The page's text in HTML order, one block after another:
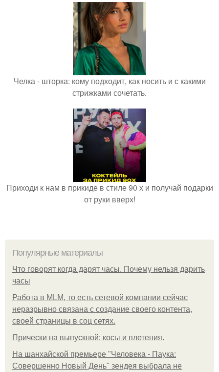
Челка - шторка: кому подходит, как носить и с какими
стрижками сочетать.
Приходи к нам в прикиде в стиле 90 х и получай подарки
от руки вверх!
Популярные материалы
Что говорят когда дарят часы. Почему нельзя дарить
часы
Работа в MLM, то есть сетевой компании сейчас
неразрывно связана с создание своего контента,
своей страницы в соц сетях.
Прически на выпускной: косы и плетения.
На шанхайской премьере "Человека - Паука:
Совершенно Новый День" зендея выбрала не